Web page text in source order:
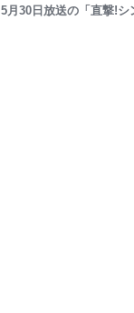
5月30日放送の「直撃!